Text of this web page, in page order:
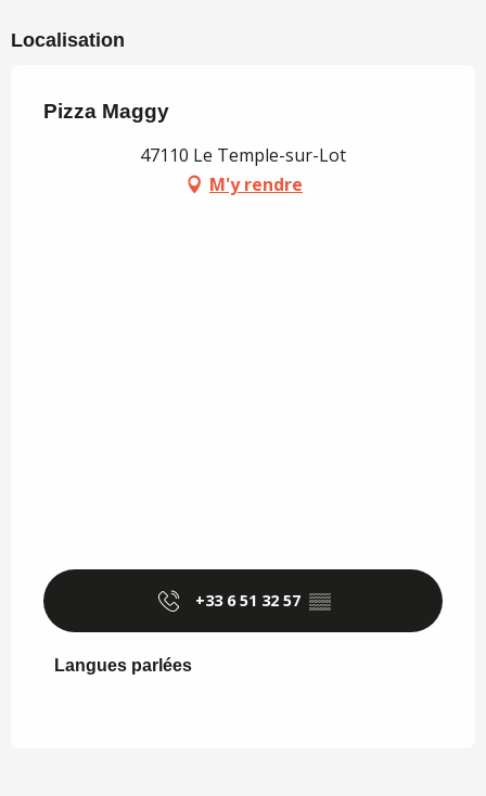
Localisation
Pizza Maggy
47110 Le Temple-sur-Lot
M'y rendre
+33 6 51 32 57 ▒▒
Langues parlées
Langues parlées